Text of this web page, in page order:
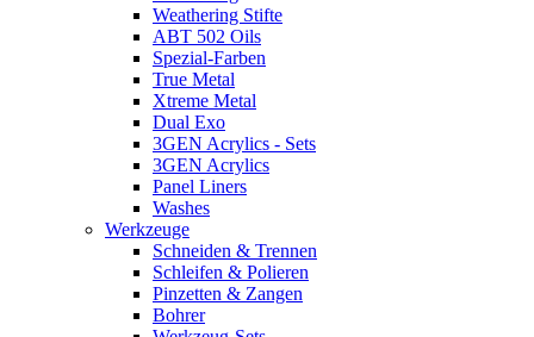
Weathering Stifte
ABT 502 Oils
Spezial-Farben
True Metal
Xtreme Metal
Dual Exo
3GEN Acrylics - Sets
3GEN Acrylics
Panel Liners
Washes
Werkzeuge
Schneiden & Trennen
Schleifen & Polieren
Pinzetten & Zangen
Bohrer